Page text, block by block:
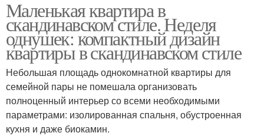
Маленькая квартира в
скандинавском стиле. Неделя
однушек: компактный дизайн
квартиры в скандинавском стиле
Небольшая площадь однокомнатной квартиры для
семейной пары не помешала организовать
полноценный интерьер со всеми необходимыми
параметрами: изолированная спальня, обустроенная
кухня и даже биокамин.